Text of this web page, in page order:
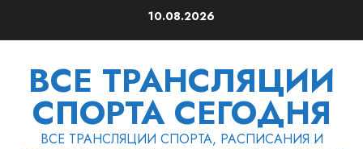
10.08.2026
ВСЕ ТРАНСЛЯЦИИ
СПОРТА СЕГОДНЯ
ВСЕ ТРАНСЛЯЦИИ СПОРТА, РАСПИСАНИЯ И